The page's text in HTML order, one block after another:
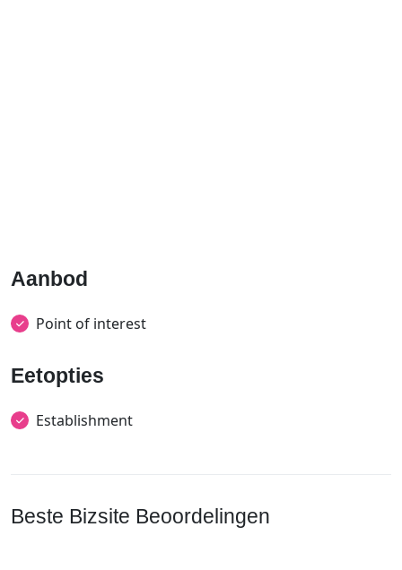
Aanbod
Point of interest
Eetopties
Establishment
Beste Bizsite Beoordelingen